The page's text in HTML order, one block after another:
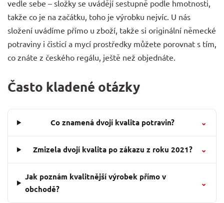
vedle sebe – složky se uvádějí sestupně podle hmotnosti,
takže co je na začátku, toho je výrobku nejvíc. U nás
složení uvádíme přímo u zboží, takže si originální německé
potraviny i čisticí a mycí prostředky můžete porovnat s tím,
co znáte z českého regálu, ještě než objednáte.
Často kladené otázky
Co znamená dvojí kvalita potravin? ⌄
Zmizela dvojí kvalita po zákazu z roku 2021? ⌄
Jak poznám kvalitnější výrobek přímo v
obchodě?
⌄